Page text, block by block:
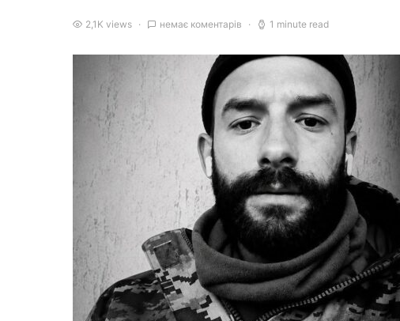
2,1K views немає коментарів 1 minute read